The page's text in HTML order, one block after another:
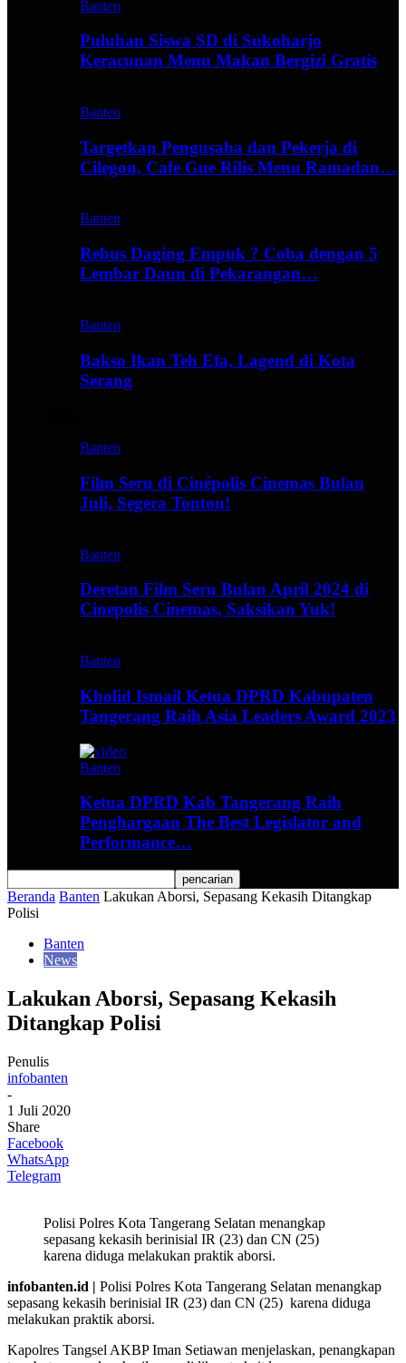
Banten
Puluhan Siswa SD di Sukoharjo
Keracunan Menu Makan Bergizi Gratis
Banten
Targetkan Pengusaha dan Pekerja di
Cilegon, Cafe Gue Rilis Menu Ramadan…
Banten
Rebus Daging Empuk ? Coba dengan 5
Lembar Daun di Pekarangan…
Banten
Bakso Ikan Teh Efa, Lagend di Kota
Serang
Banten
Film Seru di Cinépolis Cinemas Bulan
Juli, Segera Tonton!
Banten
Deretan Film Seru Bulan April 2024 di
Cinepolis Cinemas, Saksikan Yuk!
Banten
Kholid Ismail Ketua DPRD Kabupaten
Tangerang Raih Asia Leaders Award 2023
Banten
Ketua DPRD Kab Tangerang Raih
Penghargaan The Best Legislator and
Performance…
Beranda Banten Lakukan Aborsi, Sepasang Kekasih Ditangkap
Polisi
Banten
News
Lakukan Aborsi, Sepasang Kekasih
Ditangkap Polisi
Penulis
infobanten
-
1 Juli 2020
Share
Facebook
WhatsApp
Telegram
Polisi Polres Kota Tangerang Selatan menangkap
sepasang kekasih berinisial IR (23) dan CN (25)
karena diduga melakukan praktik aborsi.
infobanten.id | Polisi Polres Kota Tangerang Selatan menangkap
sepasang kekasih berinisial IR (23) dan CN (25) karena diduga
melakukan praktik aborsi.
Kapolres Tangsel AKBP Iman Setiawan menjelaskan, penangkapan